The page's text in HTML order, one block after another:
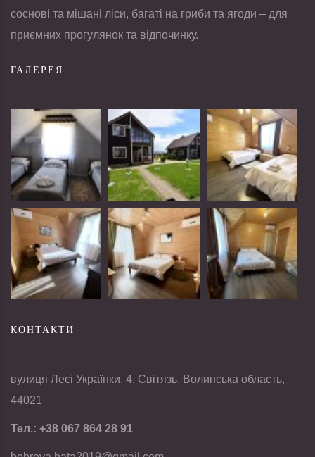
соснові та мішані ліси, багаті на гриби та ягоди – для
приємних прогулянок та відпочинку.
ГАЛЕРЕЯ
КОНТАКТИ
вулиця Лесі Українки, 4, Світязь, Волинська область,
44021
Тел.: +38 067 864 28 91